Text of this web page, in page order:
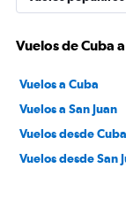
Vuelos de Cuba a
Vuelos a Cuba
Vuelos a San Juan
Vuelos desde Cuba
Vuelos desde San